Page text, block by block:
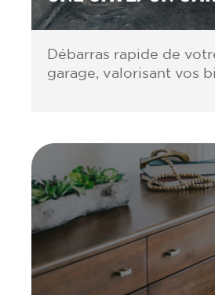
Débarras rapide de
garage, valorisant vos